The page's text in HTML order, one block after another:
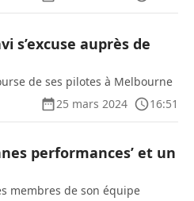
s’excuse auprès de
de ses pilotes à Melbourne
25 mars 2024
16:51
performances’ et un
membres de son équipe